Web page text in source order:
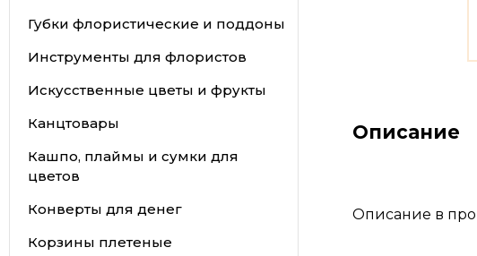
Губки флористические и поддоны
Инструменты для флористов
Искусственные цветы и фрукты
Канцтовары
Кашпо, плаймы и сумки для
цветов
Конверты для денег
Корзины плетеные
Описание
Описание в